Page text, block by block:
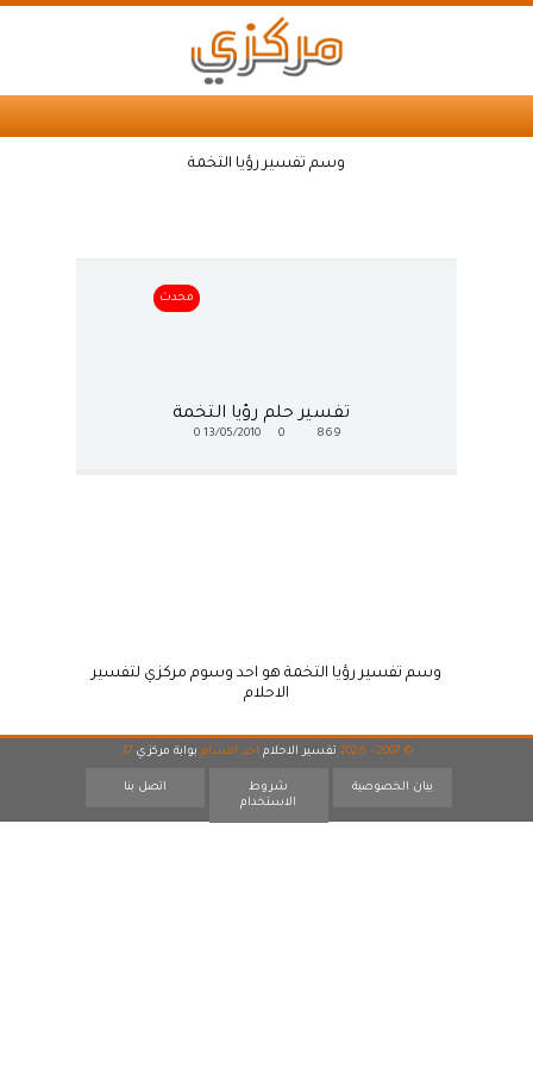
وسم تفسير رؤيا التخمة
محدث
تفسير حلم رؤيا التخمة
869
13/05/2010
0
وسم تفسير رؤيا التخمة هو احد وسوم مركزي لتفسير
الاحلام
© 2007 - 2026 تفسير الاحلام احد اقسام بوابة مركزي 17
بيان الخصوصية
شروط
الاستخدام
اتصل بنا